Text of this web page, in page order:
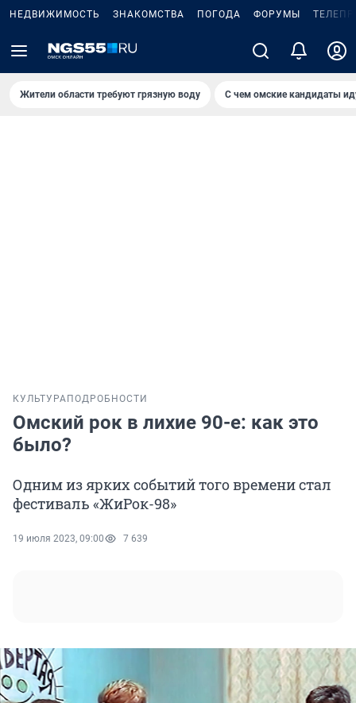
НЕДВИЖИМОСТЬ ЗНАКОМСТВА ПОГОДА ФОРУМЫ
Жители области требуют грязную воду С чем омские кандидаты
КУЛЬТУРА ПОДРОБНОСТИ
Омский рок в лихие 90-е: как это
было?
Одним из ярких событий того времени стал
фестиваль «ЖиРок-98»
19 июля 2023, 09:00 7 639